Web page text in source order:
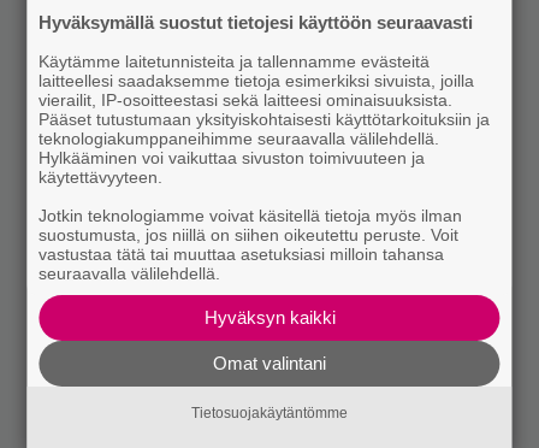
Hyväksymällä suostut tietojesi käyttöön seuraavasti
Käytämme laitetunnisteita ja tallennamme evästeitä
laitteellesi saadaksemme tietoja esimerkiksi sivuista, joilla
vierailit, IP-osoitteestasi sekä laitteesi ominaisuuksista.
Pääset tutustumaan yksityiskohtaisesti käyttötarkoituksiin ja
teknologiakumppaneihimme seuraavalla välilehdellä.
Hylkääminen voi vaikuttaa sivuston toimivuuteen ja
käytettävyyteen.
Jotkin teknologiamme voivat käsitellä tietoja myös ilman
suostumusta, jos niillä on siihen oikeutettu peruste. Voit
vastustaa tätä tai muuttaa asetuksiasi milloin tahansa
seuraavalla välilehdellä.
Hyväksyn kaikki
Omat valintani
Tietosuojakäytäntömme